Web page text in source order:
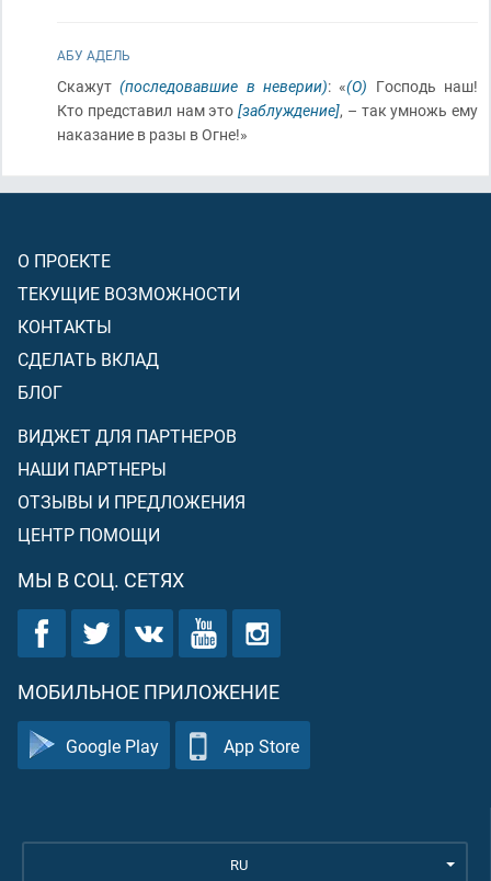
АБУ АДЕЛЬ
Скажут(последовавшие в неверии): «(О) Господь наш!
Кто представил нам это [заблуждение], – так умножь ему
наказание в разы в Огне!»
О ПРОЕКТЕ
ТЕКУЩИЕ ВОЗМОЖНОСТИ
КОНТАКТЫ
СДЕЛАТЬ ВКЛАД
БЛОГ
ВИДЖЕТ ДЛЯ ПАРТНЕРОВ
НАШИ ПАРТНЕРЫ
ОТЗЫВЫ И ПРЕДЛОЖЕНИЯ
ЦЕНТР ПОМОЩИ
МЫ В СОЦ. СЕТЯХ
МОБИЛЬНОЕ ПРИЛОЖЕНИЕ
Google Play App Store
RU